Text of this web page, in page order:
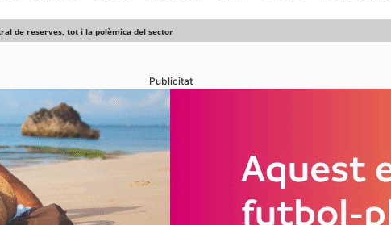
de reserves, tot i la polèmica del sector
Publicitat